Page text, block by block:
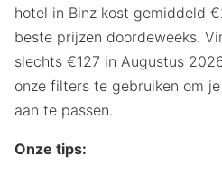
hotel in Binz kost gemiddeld
beste prijzen doordeweeks.
slechts €127 in Augustus
onze filters te gebruiken om
aan te passen.
Onze tips: